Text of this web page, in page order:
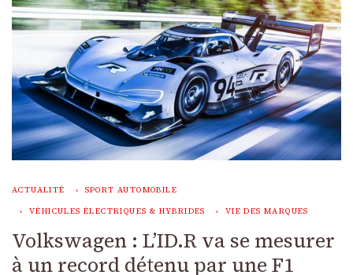
ACTUALITÉ SPORT AUTOMOBILE
VÉHICULES ÉLECTRIQUES & HYBRIDES VIE DES MARQUES
Volkswagen : L’ID.R va se mesurer
à un record détenu par une F1